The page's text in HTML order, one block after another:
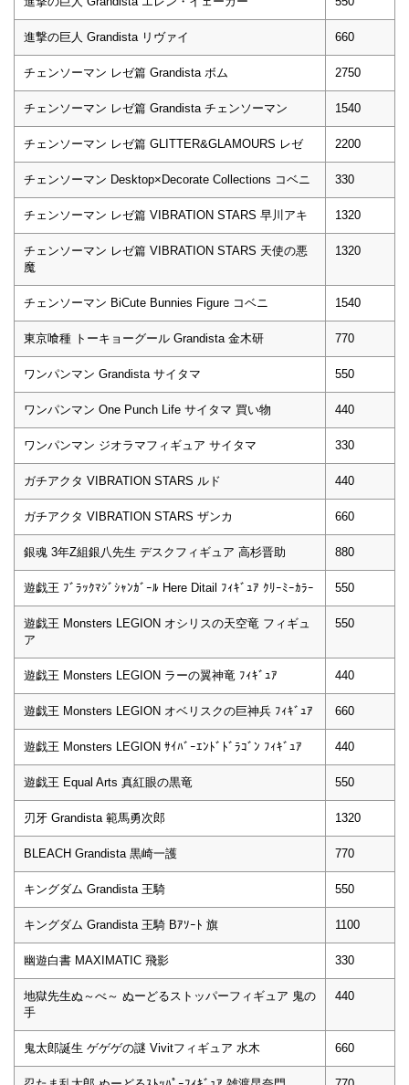
進撃の巨人 Grandista リヴァイ 660
チェンソーマン レゼ篇 Grandista ボム 2750
チェンソーマン レゼ篇 Grandista チェンソーマン 1540
チェンソーマン レゼ篇 GLITTER&GLAMOURS レゼ 2200
チェンソーマン Desktop×Decorate Collections コベニ 330
チェンソーマン レゼ篇 VIBRATION STARS 早川アキ 1320
チェンソーマン レゼ篇 VIBRATION STARS 天使の悪
魔
1320
チェンソーマン BiCute Bunnies Figure コベニ 1540
東京喰種 トーキョーグール Grandista 金木研 770
ワンパンマン Grandista サイタマ 550
ワンパンマン One Punch Life サイタマ 買い物 440
ワンパンマン ジオラマフィギュア サイタマ 330
ガチアクタ VIBRATION STARS ルド 440
ガチアクタ VIBRATION STARS ザンカ 660
銀魂 3年Z組銀八先生 デスクフィギュア 高杉晋助 880
遊戯王 ﾌﾞﾗｯｸﾏｼﾞｼｬﾝｶﾞｰﾙ Here Ditail ﾌｨｷﾞｭｱ ｸﾘｰﾐｰｶﾗｰ 550
遊戯王 Monsters LEGION オシリスの天空竜 フィギュ
ア
550
遊戯王 Monsters LEGION ラーの翼神竜 ﾌｨｷﾞｭｱ 440
遊戯王 Monsters LEGION オベリスクの巨神兵 ﾌｨｷﾞｭｱ 660
遊戯王 Monsters LEGION ｻｲﾊﾞｰｴﾝﾄﾞﾄﾞﾗｺﾞﾝ ﾌｨｷﾞｭｱ 440
遊戯王 Equal Arts 真紅眼の黒竜 550
刃牙 Grandista 範馬勇次郎 1320
BLEACH Grandista 黒崎一護 770
キングダム Grandista 王騎 550
キングダム Grandista 王騎 Bｱｿｰﾄ 旗 1100
幽遊白書 MAXIMATIC 飛影 330
地獄先生ぬ～べ～ ぬーどるストッパーフィギュア 鬼の
手
440
鬼太郎誕生 ゲゲゲの謎 Vivitフィギュア 水木 660